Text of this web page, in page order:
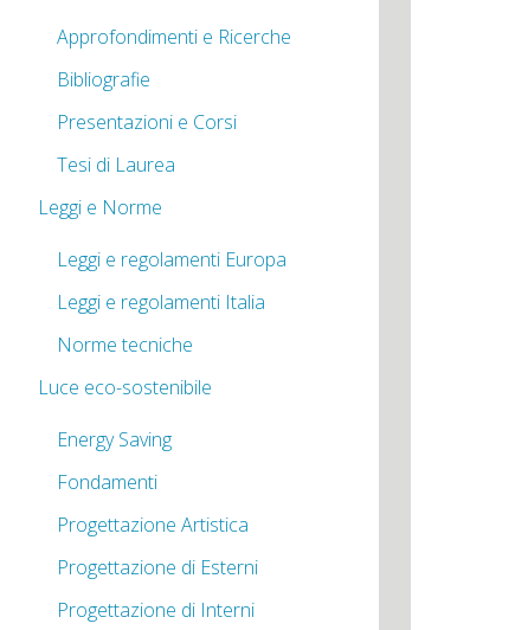
Approfondimenti e Ricerche
Bibliografie
Presentazioni e Corsi
Tesi di Laurea
Leggi e Norme
Leggi e regolamenti Europa
Leggi e regolamenti Italia
Norme tecniche
Luce eco-sostenibile
Energy Saving
Fondamenti
Progettazione Artistica
Progettazione di Esterni
Progettazione di Interni